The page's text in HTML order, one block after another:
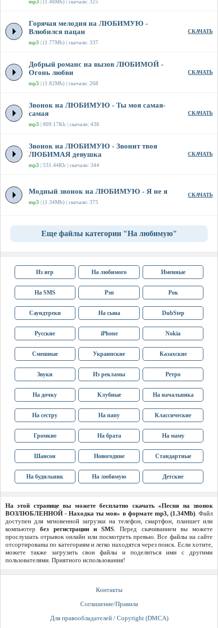
mp3 | (1.48Mb) | скачали: 325
Горячая мелодия на ЛЮБИМУЮ -
Влюбился пацан
mp3 | (1.77Mb) | скачали: 337
СКАЧАТЬ
Добрый романс на вызов ЛЮБИМОЙ -
Огонь любви
mp3 | (1.82Mb) | скачали: 268
СКАЧАТЬ
Звонок на ЛЮБИМУЮ - Ты моя самая-
самая
mp3 | 909.17Kb | скачали: 436
СКАЧАТЬ
Звонок на ЛЮБИМУЮ - Звонит твоя
ЛЮБИМАЯ девушка
mp3 | 531.44Kb | скачали: 344
СКАЧАТЬ
Модный звонок на ЛЮБИМУЮ - Я не я
mp3 | (1.34Mb) | скачали: 375
СКАЧАТЬ
Еще файлы категории "На любимую"
Из игр На любимого Именные
На SMS Рэп Рок
Саундтреки На сына DubStep
Русские iPhone Nokia
Смешные Украинские Казахские
Звуки Из рекламы Ретро
На дочку Клубные На начальника
На сестру На папу Классические
Громкие На брата На маму
Шансон Новогодние Стандартные
На будильник На любимую Детские
На этой странице вы можете бесплатно скачать «Песня на звонок
ВОЗЛЮБЛЕННОЙ - Находка ты моя» в формате mp3, (1.34Mb). Файл
доступен для мгновенной загрузки на телефон, смартфон, планшет или
компьютербез регистрации и SMS. Перед скачиванием вы можете
прослушать отрывок онлайн или посмотреть превью. Все файлы на сайте
отсортированы по категориям и легко находятся через поиск. Если хотите,
можете также загрузить свои файлы и поделиться ими с другими
пользователями. Приятного использования!
Контакты
Соглашение/Правила
Для правообладателей / Copyright (DMCA)